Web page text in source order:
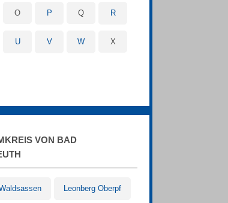
O P Q R
U V W X
VON BAD
Leonberg Oberpf